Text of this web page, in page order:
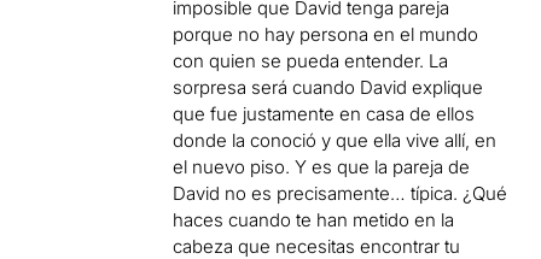
imposible que David tenga pareja
porque no hay persona en el mundo
con quien se pueda entender. La
sorpresa será cuando David explique
que fue justamente en casa de ellos
donde la conoció y que ella vive allí, en
el nuevo piso. Y es que la pareja de
David no es precisamente… típica. ¿Qué
haces cuando te han metido en la
cabeza que necesitas encontrar tu